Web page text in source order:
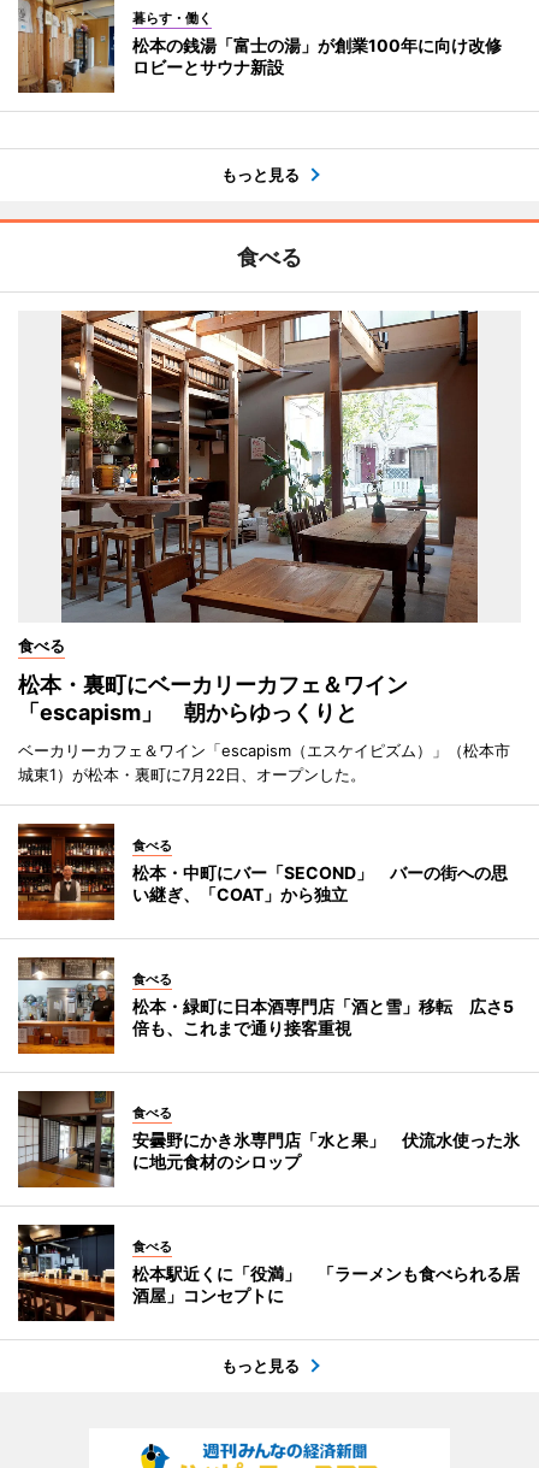
暮らす・働く
松本の銭湯「富士の湯」が創業100年に向け改修
ロビーとサウナ新設
もっと見る
食べる
食べる
松本・裏町にベーカリーカフェ＆ワイン
「escapism」 朝からゆっくりと
ベーカリーカフェ＆ワイン「escapism（エスケイピズム）」（松本市
城東1）が松本・裏町に7月22日、オープンした。
食べる
松本・中町にバー「SECOND」 バーの街への思
い継ぎ、「COAT」から独立
食べる
松本・緑町に日本酒専門店「酒と雪」移転 広さ5
倍も、これまで通り接客重視
食べる
安曇野にかき氷専門店「水と果」 伏流水使った氷
に地元食材のシロップ
食べる
松本駅近くに「役満」 「ラーメンも食べられる居
酒屋」コンセプトに
もっと見る